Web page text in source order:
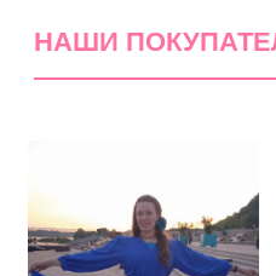
4 звезды
(0)
НАШИ